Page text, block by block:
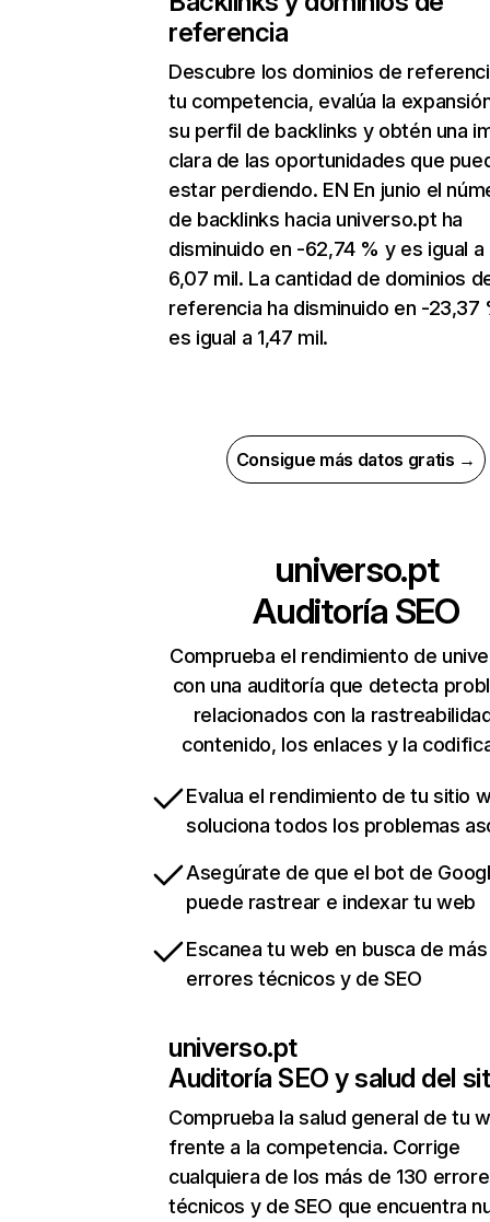
referencia
Descubre los dominios de
tu competencia, evalúa la
su perfil de backlinks y obtén una
clara de las oportunidades que
estar perdiendo. EN En junio el
de backlinks hacia universo.pt ha
disminuido en -62,74 % y es igual a
6,07 mil. La cantidad de dominios
referencia ha disminuido en -23,37
es igual a 1,47 mil.
Consigue más datos gratis →
universo.pt
Auditoría SEO
Comprueba el rendimiento de
con una auditoría que detecta
relacionados con la
contenido, los enlaces y la
Evalua el rendimiento de tu sitio
soluciona todos los problemas
Asegúrate de que el bot de
puede rastrear e indexar tu web
Escanea tu web en busca de
errores técnicos y de SEO
universo.pt
Auditoría SEO y salud del
Comprueba la salud general de tu
frente a la competencia. Corrige
cualquiera de los más de 130
técnicos y de SEO que encuentra